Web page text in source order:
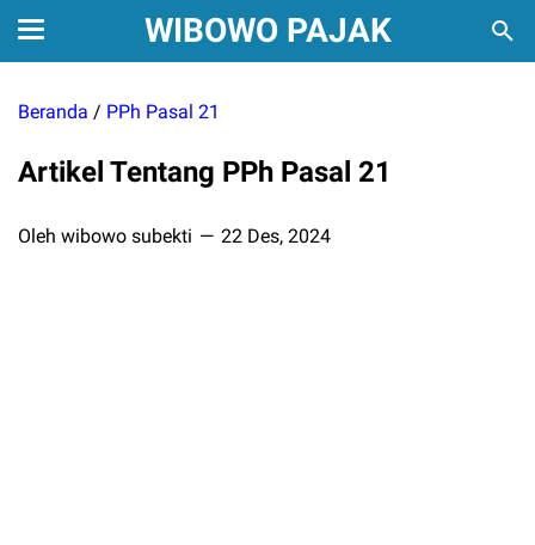
WIBOWO PAJAK
Beranda / PPh Pasal 21
Artikel Tentang PPh Pasal 21
Oleh wibowo subekti 22 Des, 2024